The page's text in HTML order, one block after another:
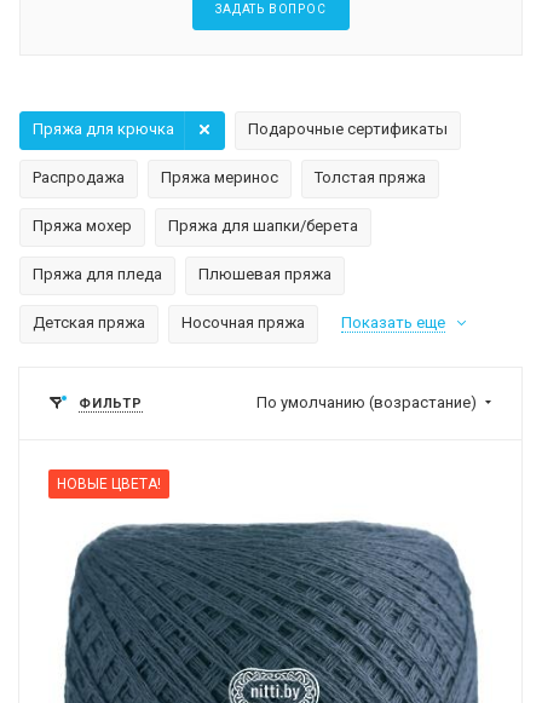
ЗАДАТЬ ВОПРОС
Подарочные сертификаты
Распродажа Пряжа меринос Толстая пряжа
Пряжа мохер Пряжа для шапки/берета
Пряжа для пледа Плюшевая пряжа
Детская пряжа Носочная пряжа
Пряжа для крючка
Показать еще
ФИЛЬТР По умолчанию (возрастание)
НОВЫЕ ЦВЕТА!